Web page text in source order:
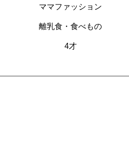
ママファッション
離乳食・食べもの
4才